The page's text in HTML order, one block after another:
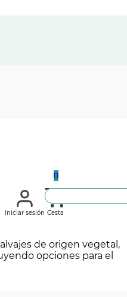
Iniciar sesión
0
Cesta
de origen vegetal,
opciones para el